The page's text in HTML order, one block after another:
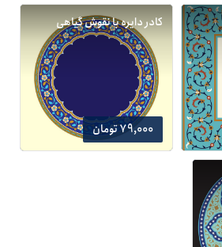
کادر دایره با نقوش گیاهی
79,000 تومان